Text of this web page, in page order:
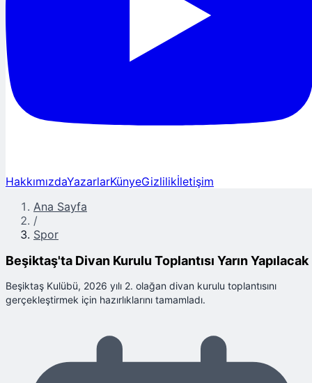
HakkımızdaYazarlarKünyeGizlilikİletişim
Ana Sayfa
/
Spor
Beşiktaş'ta Divan Kurulu Toplantısı Yarın Yapılacak
Beşiktaş Kulübü, 2026 yılı 2. olağan divan kurulu toplantısını
gerçekleştirmek için hazırlıklarını tamamladı.